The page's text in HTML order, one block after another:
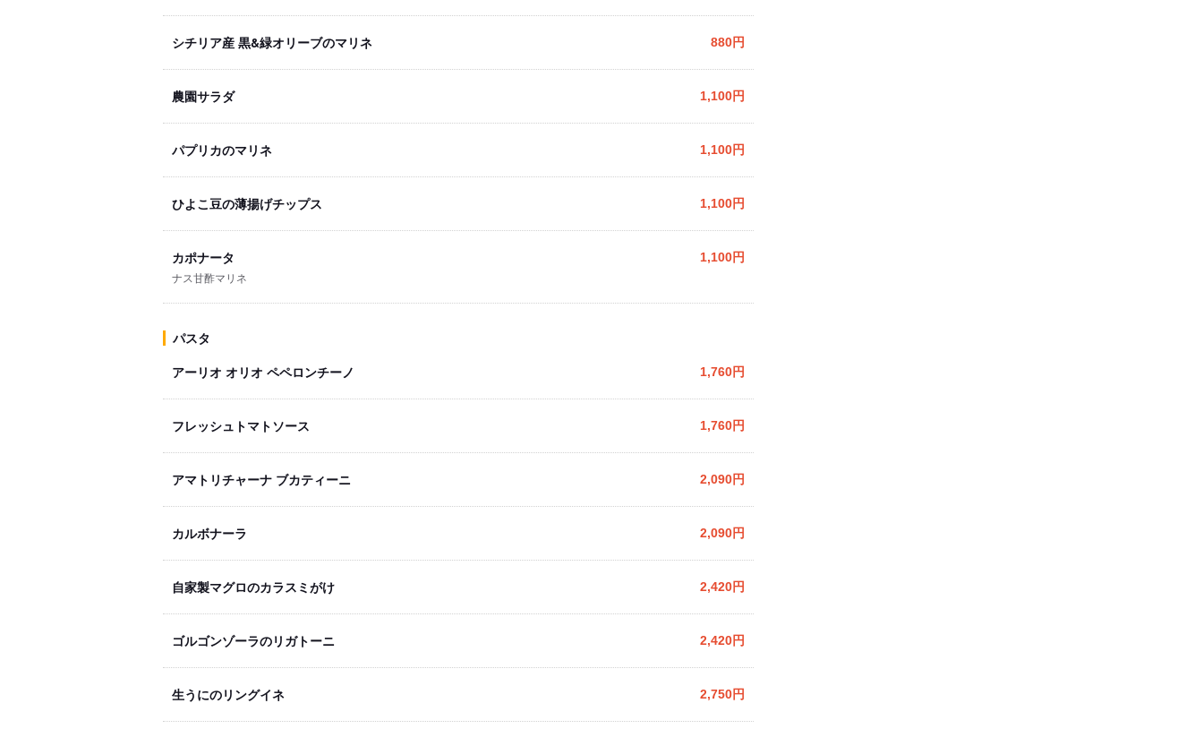
シチリア産 黒&緑オリーブのマリネ 880円
農園サラダ 1,100円
パプリカのマリネ 1,100円
ひよこ豆の薄揚げチップス 1,100円
カポナータ 1,100円
ナス甘酢マリネ
パスタ
アーリオ オリオ ペペロンチーノ
1,760円
フレッシュトマトソース 1,760円
アマトリチャーナ ブカティーニ 2,090円
カルボナーラ 2,090円
自家製マグロのカラスミがけ 2,420円
ゴルゴンゾーラのリガトーニ 2,420円
生うにのリングイネ 2,750円